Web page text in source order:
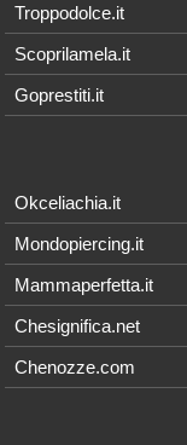
Troppodolce.it
Scoprilamela.it
Goprestiti.it
Okceliachia.it
Mondopiercing.it
Mammaperfetta.it
Chesignifica.net
Chenozze.com